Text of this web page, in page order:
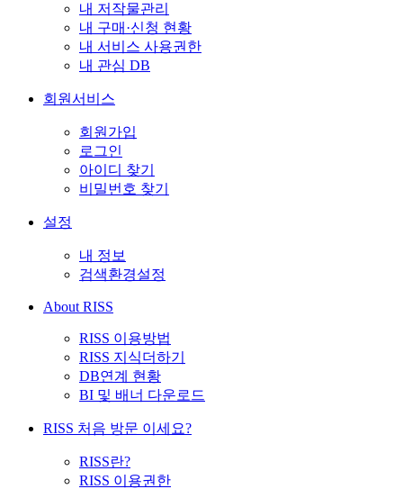
내 저작물관리
내 구매·신청 현황
내 서비스 사용권한
내 관심 DB
회원서비스
회원가입
로그인
아이디 찾기
비밀번호 찾기
설정
내 정보
검색환경설정
About RISS
RISS 이용방법
RISS 지식더하기
DB연계 현황
BI 및 배너 다운로드
RISS 처음 방문 이세요?
RISS란?
RISS 이용권한